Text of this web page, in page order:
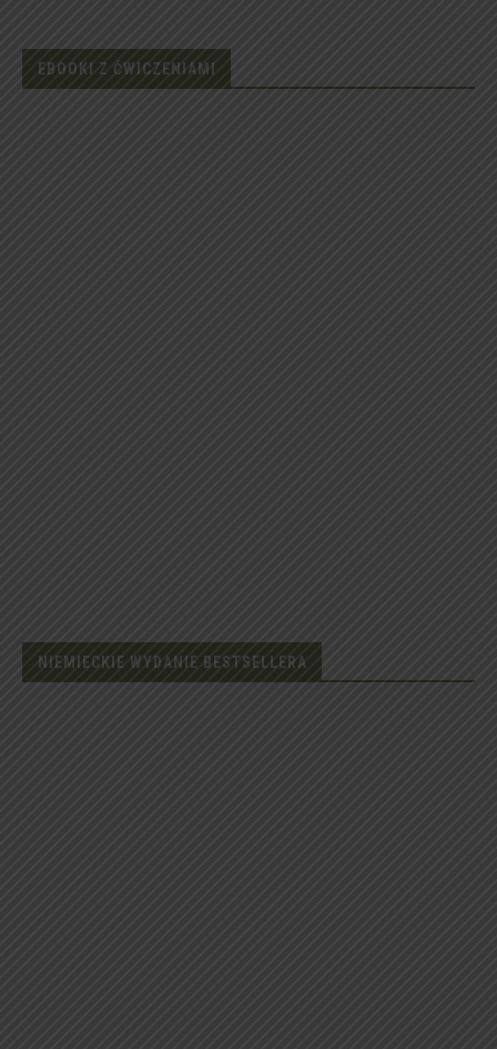
EBOOKI Z ĆWICZENIAMI
NIEMIECKIE WYDANIE BESTSELLERA